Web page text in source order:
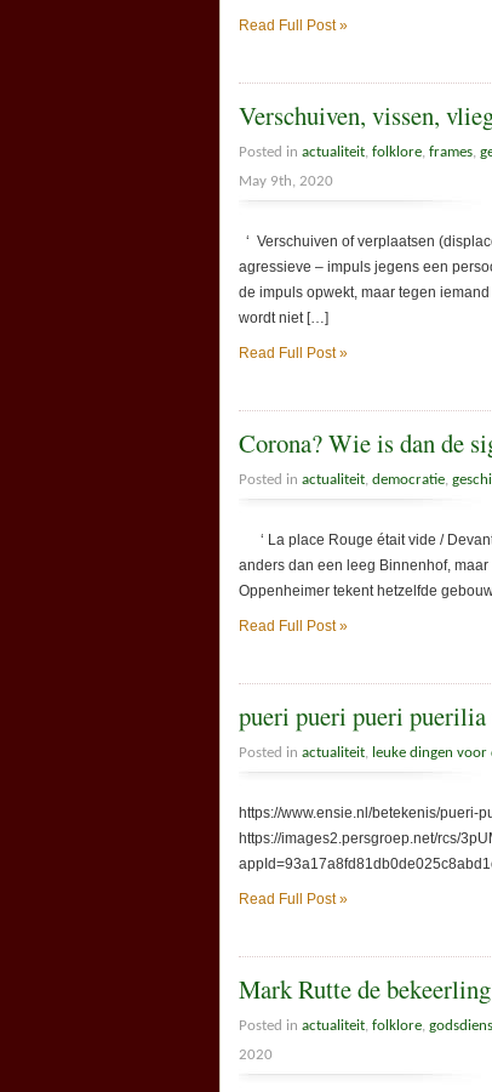
Read Full Post »
Verschuiven, vissen,
Posted in actualiteit folklore frames
May 9th, 2020
‘ Verschuiven of verplaatsen
agressieve – impuls jegens een
de impuls opwekt, maar tegen
wordt niet […]
Read Full Post »
Corona? Wie is dan de
Posted in actualiteit democratie
‘ La place Rouge était vide /
anders dan een leeg Binnenhof,
Oppenheimer tekent hetzelfde
Read Full Post »
pueri pueri pueri
Posted in actualiteit leuke dingen voor
https://www.ensie.nl/betekenis/pueri-
https://images2.persgroep.net/rcs/
Read Full Post »
Mark Rutte de
Posted in actualiteit folklore
2020